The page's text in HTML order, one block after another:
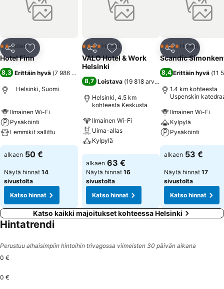
Jaa Lisää suosikkeihin
2 Tähtiluokitus
Hotelli
Hotel Finn
8,3 Erittäin hyvä (7 986 arviota
Helsinki, Suomi
Ilmainen Wi-Fi
Pysäköinti
Lemmikit sallittu
Katso hinnat
alkaen 50 €
Näytä hinnat 14
sivustolta
Katso hinnat
Jaa Lisää suosikkeihin
4 Tähtiluokitus
Hotelli
VALO Hotel & Work
Helsinki
8,7 Loistava (19 818 arviota
Helsinki, 4.5 km
kohteesta Keskusta
Ilmainen Wi-Fi
Uima-allas
Kylpylä
Katso hinnat
alkaen 63 €
Näytä hinnat 16
sivustolta
Katso hinnat
Jaa Lisää
4 Tähtiluokitus
Hotelli
Scandic
8,4 Erittäin hyvä (11
1.4 km kohteesta
Uspenskin
Ilmainen Wi-Fi
Kylpylä
Pysäköinti
Katso hinnat
alkaen 53 €
Näytä hinnat 17
sivustolta
Katso hinnat
Katso kaikki majoitukset kohteessa Helsinki
Hintatrendi
Perustuu alhaisimpiin hintoihin trivagossa viimeisten 30 päivän aikana
0 €
0 €